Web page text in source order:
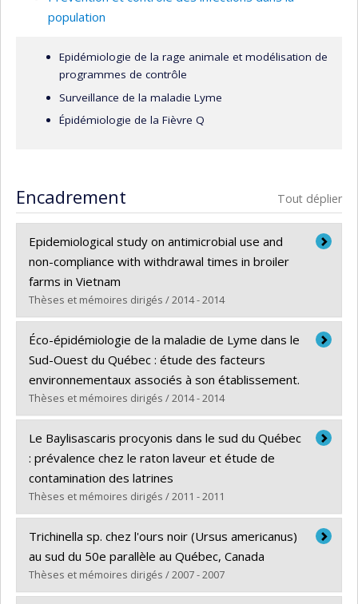
on lui doit la mise en place de plusieurs microprogrammes
population
Epidémiologie de la rage animale et modélisation de
programmes de contrôle
Surveillance de la maladie Lyme
Épidémiologie de la Fièvre Q
Encadrement Tout déplier
Epidemiological study on antimicrobial use and
non-compliance with withdrawal times in broiler
farms in Vietnam
Thèses et mémoires dirigés / 2014 - 2014
Diplômé(e) :Nguyen, Thi Viet Hang Jr
Cycle :Maîtrise
Diplôme obtenu : M. Sc.
Lien vers le document dans Papyrus
Éco-épidémiologie de la maladie de Lyme dans le
Sud-Ouest du Québec : étude des facteurs
environnementaux associés à son établissement.
Thèses et mémoires dirigés / 2014 - 2014
Diplômé(e) :Bouchard, Catherine
Cycle :Doctorat
Diplôme obtenu : Ph. D.
Lien vers le document dans Papyrus
Le Baylisascaris procyonis dans le sud du Québec
: prévalence chez le raton laveur et étude de
contamination des latrines
Thèses et mémoires dirigés / 2011 - 2011
Diplômé(e) : Lafaille, Andrée
Cycle : Maîtrise
Diplôme obtenu :M. Sc.
Lien vers le document dans Papyrus
Trichinella sp. chez l'ours noir (Ursus americanus)
au sud du 50e parallèle au Québec, Canada
Thèses et mémoires dirigés / 2007 - 2007